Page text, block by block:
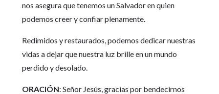
nos asegura que tenemos un Salvador en quien
podemos creer y confiar plenamente.
Redimidos y restaurados, podemos dedicar nuestras
vidas a dejar que nuestra luz brille en un mundo
perdido y desolado.
ORACIÓN: Señor Jesús, gracias por bendecirnos